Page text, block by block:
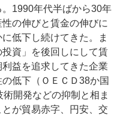
1990年代半ばから30年
の伸びと賃金の伸びに
低下し続けてきた。ま
資」を後回しにして賃
益を追求してきた企業
低下（ＯＥＣＤ38か国
開発などの抑制と相ま
が貿易赤字、円安、交